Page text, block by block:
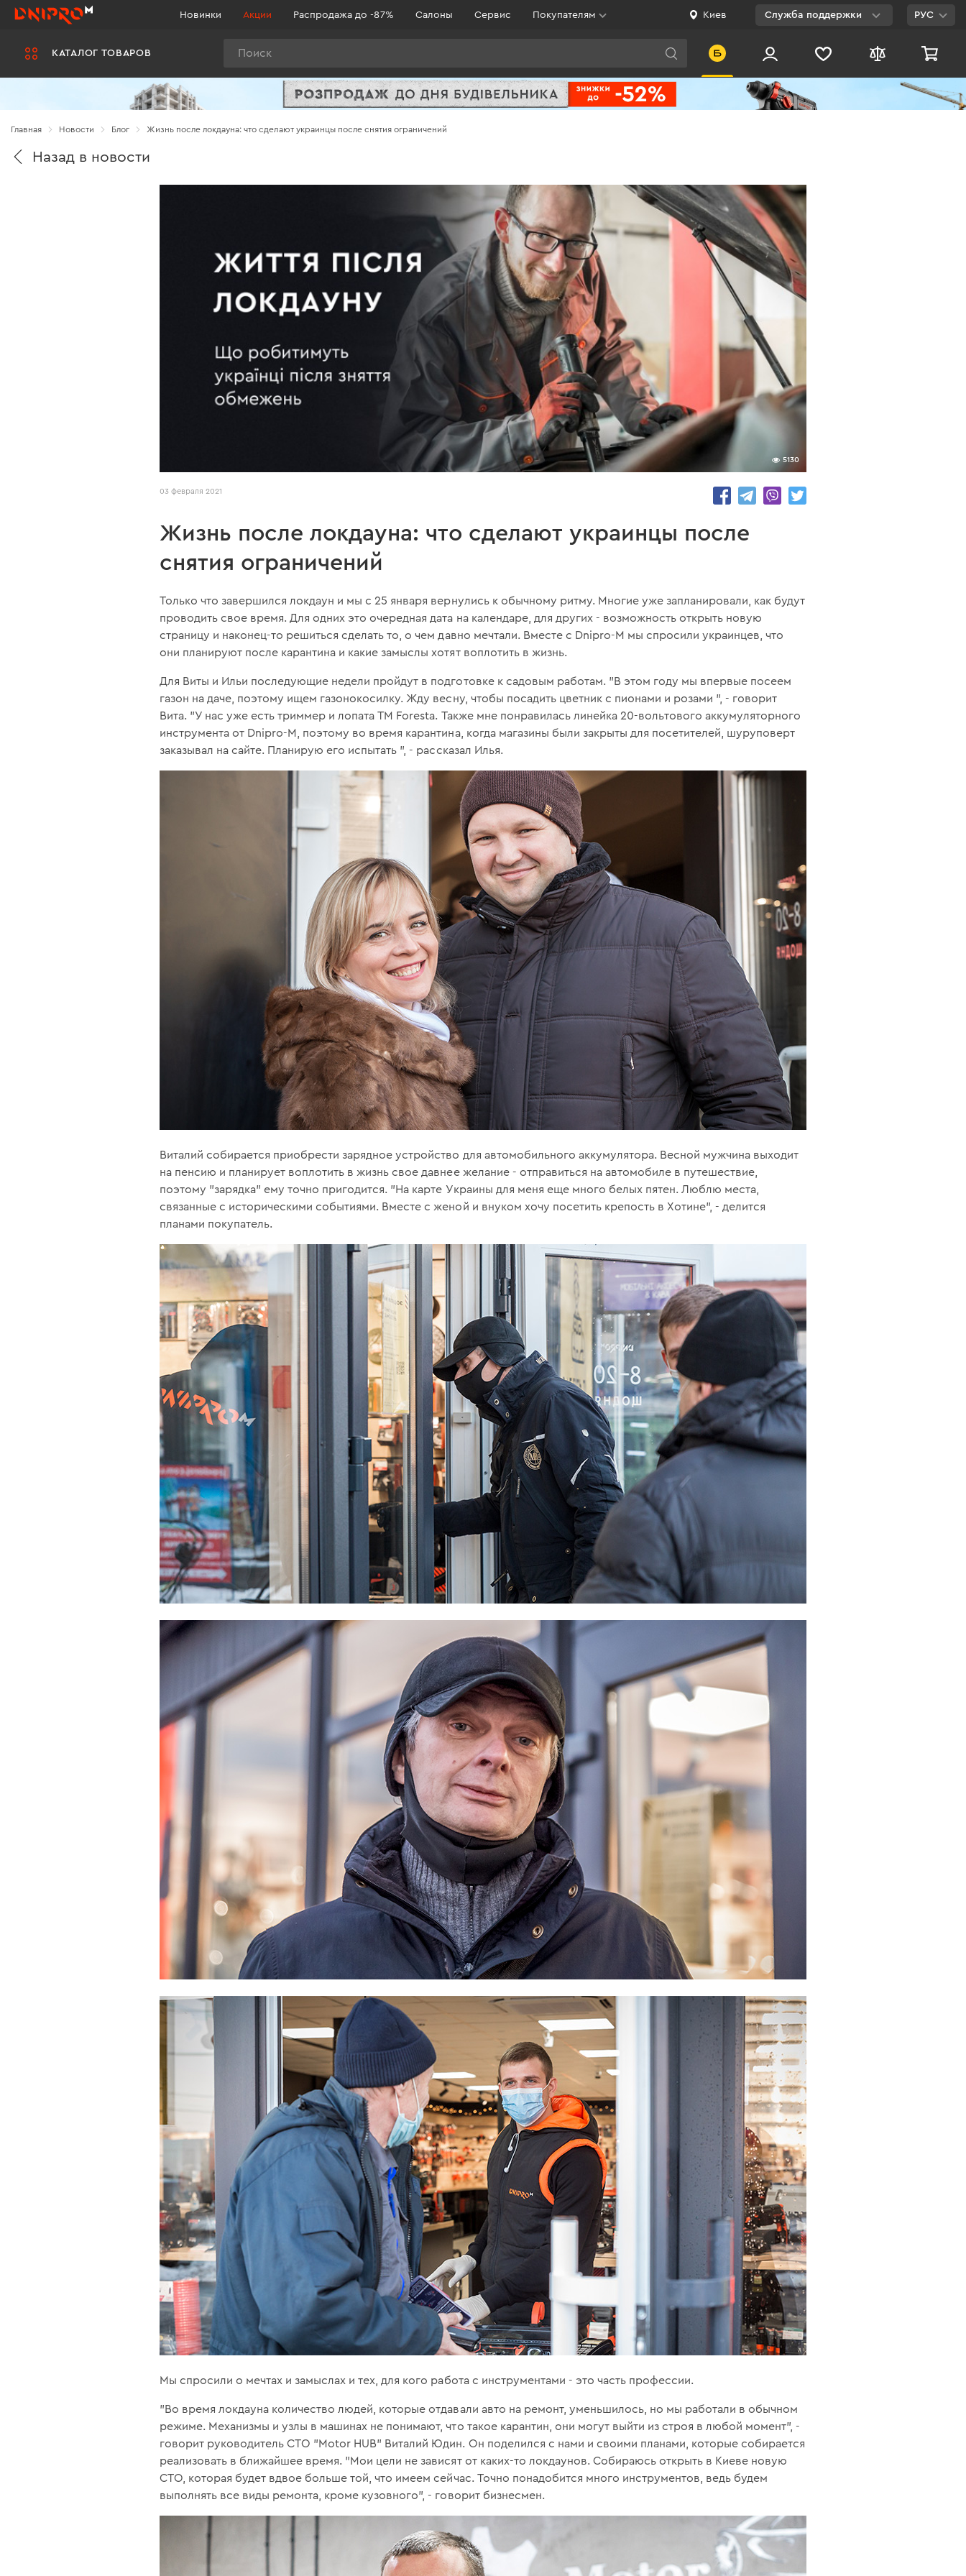
КАТАЛОГ ТОВАРОВ
Новинки Акции Распродажа до -87% Салоны Сервис Покупателям Киев Служба поддержки
0 800 200 500
Бесплатно по
Украине
РУС
Главная Новости Блог Жизнь после локдауна: что сделают украинцы после снятия ограничений
Назад в новости
5130
03 февраля 2021
Жизнь после локдауна: что сделают украинцы после
снятия ограничений
Только что завершился локдаун и мы с 25 января вернулись к обычному ритму. Многие уже запланировали, как будут
проводить свое время. Для одних это очередная дата на календаре, для других - возможность открыть новую
страницу и наконец-то решиться сделать то, о чем давно мечтали. Вместе с Dnipro-M мы спросили украинцев, что
они планируют после карантина и какие замыслы хотят воплотить в жизнь.
Для Виты и Ильи последующие недели пройдут в подготовке к садовым работам. "В этом году мы впервые посеем
газон на даче, поэтому ищем газонокосилку. Жду весну, чтобы посадить цветник с пионами и розами ", - говорит
Вита. "У нас уже есть триммер и лопата ТМ Foresta. Также мне понравилась линейка 20-вольтового аккумуляторного
инструмента от Dnipro-M, поэтому во время карантина, когда магазины были закрыты для посетителей, шуруповерт
заказывал на сайте. Планирую его испытать ", - рассказал Илья.
Виталий собирается приобрести зарядное устройство для автомобильного аккумулятора. Весной мужчина выходит
на пенсию и планирует воплотить в жизнь свое давнее желание - отправиться на автомобиле в путешествие,
поэтому "зарядка" ему точно пригодится. "На карте Украины для меня еще много белых пятен. Люблю места,
связанные с историческими событиями. Вместе с женой и внуком хочу посетить крепость в Хотине”, - делится
планами покупатель.
Мы спросили о мечтах и замыслах и тех, для кого работа с инструментами - это часть профессии.
"Во время локдауна количество людей, которые отдавали авто на ремонт, уменьшилось, но мы работали в обычном
режиме. Механизмы и узлы в машинах не понимают, что такое карантин, они могут выйти из строя в любой момент", -
говорит руководитель СТО "Motor HUB" Виталий Юдин. Он поделился с нами и своими планами, которые собирается
реализовать в ближайшее время. "Мои цели не зависят от каких-то локдаунов. Собираюсь открыть в Киеве новую
СТО, которая будет вдвое больше той, что имеем сейчас. Точно понадобится много инструментов, ведь будем
выполнять все виды ремонта, кроме кузовного", - говорит бизнесмен.